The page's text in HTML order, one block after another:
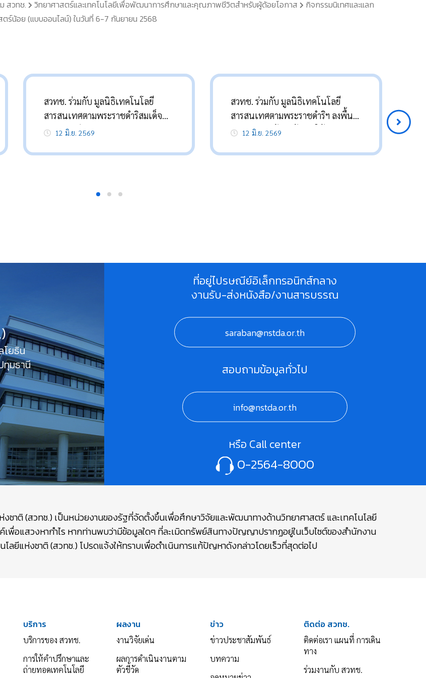
สวทช. วิทยาศาสตร์และเทคโนโลยีเพื่อพัฒนาการศึกษาและคุณภาพชีวิตสำหรับผู้ด้อยโอกาส
กิจกรรมนิเทศและแลก
ตร์น้อย (แบบออนไลน์) ในวันที่ 6-7 กันยายน 2568
สวทช. ร่วมกับ มูลนิธิเทคโนโลยี
สารสนเทศตามพระราชดำริสมเด็จ
พระเทพรัตนราชสุดา ฯ สยามบรมราช
“การสร้างไอเดียนวัตกรรมอาหาร ที่
12 มิ.ย. 2569
สวทช. ร่วมกับ มูลนิธิเทคโนโลยี
สารสนเทศตามพระราชดำริฯ ลงพื้นที่
ติดตามความก้าวหน้าการให้ความช่วย
พระราชทาน จังหวัดนราธิวาส
12 มิ.ย. 2569
โยธิน
ทุมธานี
ที่อยู่ไปรษณีย์อิเล็กทรอนิกส์กลาง
งานรับ-ส่งหนังสือ/งานสารบรรณ
saraban@nstda.or.th
สอบถามข้อมูลทั่วไป
info@nstda.or.th
หรือ Call center
0-2564-8000
ชาติ (สวทช.) เป็นหน่วยงานของรัฐที่จัดตั้งขึ้นเพื่อศึกษาวิจัยและพัฒนาทางด้านวิทยาศาสตร์ และเทคโนโลยี
พื่อแสวงหากำไร หากท่านพบว่ามีข้อมูลใดๆ ที่ละเมิดทรัพย์สินทางปัญญาปรากฏอยู่ในเว็บไซต์ของสำนักงาน
ลยีแห่งชาติ (สวทช.) โปรดแจ้งให้ทราบเพื่อดำเนินการแก้ปัญหาดังกล่าวโดยเร็วที่สุดต่อไป
บริการ
บริการของ สวทช.
การให้คำปรึกษาและ
ถ่ายทอดเทคโนโลยี
ผลงาน
งานวิจัยเด่น
ผลการดำเนินงานตาม
ตัวชี้วัด
ข่าว
ข่าวประชาสัมพันธ์
บทความ
ติดต่อ สวทช.
ติดต่อเรา แผนที่ การเดิน
ทาง
ร่วมงานกับ สวทช.